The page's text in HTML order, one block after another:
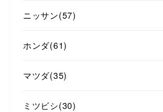
ニッサン(57)
ホンダ(61)
マツダ(35)
ミツビシ(30)